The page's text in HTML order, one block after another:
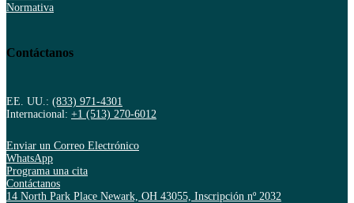
Normativa
Contáctanos
EE. UU.: (833) 971-4301
Internacional: +1 (513) 270-6012
Enviar un Correo Electrónico
WhatsApp
Programa una cita
Contáctanos
14 North Park Place Newark, OH 43055, Inscripción nº 2032